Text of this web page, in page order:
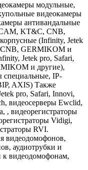
модульные,
видеокамеры
антивандальные
KT&C, CNB,
(Infinity, Jetek
GERMIKOM и
Jetek pro, Safari,
и другие),
специальные, IP-
AXIS) Также
pro, Safari, Innovi,
видеосерверы Ewclid,
, видеорегистраторы
Vidigi,
RVI.
видеодомофонов,
аудиотрубки и
к видеодомофонам,